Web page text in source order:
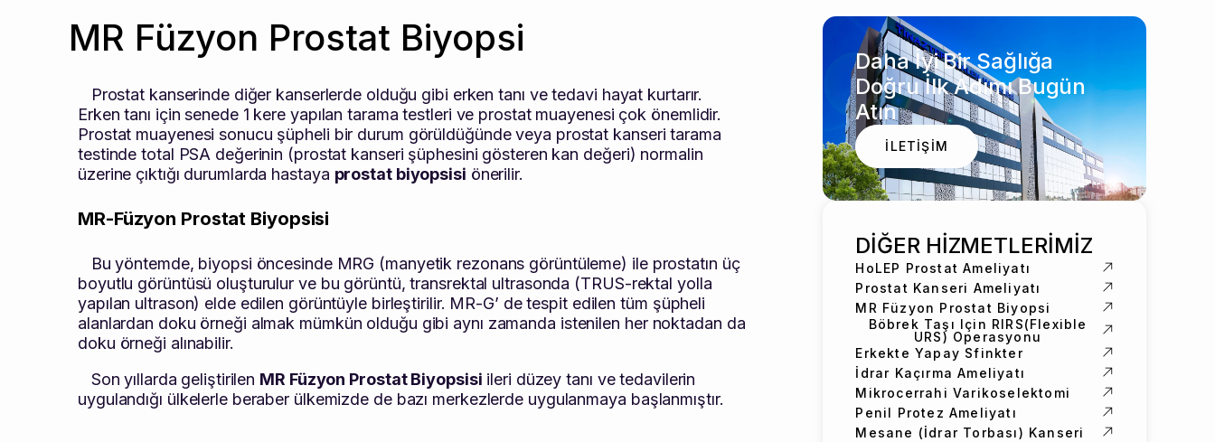
MR Füzyon Prostat Biyopsi
Prostat kanserinde diğer kanserlerde olduğu gibi erken tanı ve tedavi hayat kurtarır.
Erken tanı için senede 1 kere yapılan tarama testleri ve prostat muayenesi çok önemlidir.
Prostat muayenesi sonucu şüpheli bir durum görüldüğünde veya prostat kanseri tarama
testinde total PSA değerinin (prostat kanseri şüphesini gösteren kan değeri) normalin
üzerine çıktığı durumlarda hastaya prostat biyopsisi önerilir.
MR-Füzyon Prostat Biyopsisi
Bu yöntemde, biyopsi öncesinde MRG (manyetik rezonans görüntüleme) ile prostatın üç
boyutlu görüntüsü oluşturulur ve bu görüntü, transrektal ultrasonda (TRUS-rektal yolla
yapılan ultrason) elde edilen görüntüyle birleştirilir. MR-G’ de tespit edilen tüm şüpheli
alanlardan doku örneği almak mümkün olduğu gibi aynı zamanda istenilen her noktadan da
doku örneği alınabilir.
Son yıllarda geliştirilen MR Füzyon Prostat Biyopsisi ileri düzey tanı ve tedavilerin
uygulandığı ülkelerle beraber ülkemizde de bazı merkezlerde uygulanmaya başlanmıştır.
Daha İyi Bir Sağlığa
Doğru İlk Adımı Bugün
Atın
İLETİŞİM
DİĞER HİZMETLERİMİZ
HoLEP Prostat Ameliyatı
Prostat Kanseri Ameliyatı
MR Füzyon Prostat Biyopsi
Böbrek Taşı Için RIRS(Flexible
URS) Operasyonu
Erkekte Yapay Sfinkter
İdrar Kaçırma Ameliyatı
Mikrocerrahi Varikoselektomi
Penil Protez Ameliyatı
Mesane (İdrar Torbası) Kanseri